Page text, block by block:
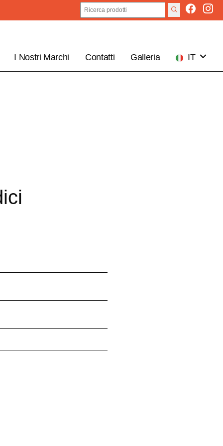
I Nostri Marchi Contatti Galleria
IT